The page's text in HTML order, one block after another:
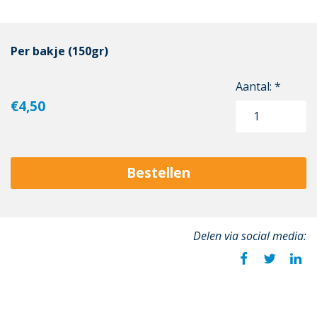
Per bakje (150gr)
€4,50
Aantal: *
Bestellen
Delen via social media: